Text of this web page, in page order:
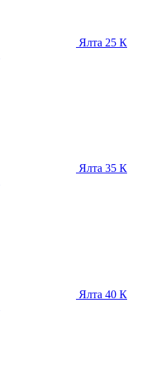
Ялта 25 К
Ялта 35 К
Ялта 40 К